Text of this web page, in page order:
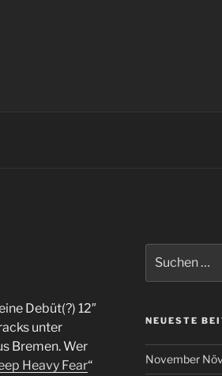
Debüt(?) 12″
unter
Bremen. Wer
Heavy Fear“
nach:
NEUESTE
November